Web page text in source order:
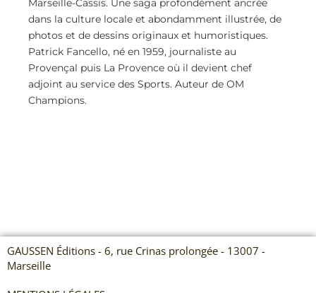
Marseille-Cassis. Une saga profondément ancrée
dans la culture locale et abondamment illustrée, de
photos et de dessins originaux et humoristiques.
Patrick Fancello, né en 1959, journaliste au
Provençal puis La Provence où il devient chef
adjoint au service des Sports. Auteur de OM
Champions.
GAUSSEN Éditions - 6, rue Crinas prolongée - 13007 -
Marseille